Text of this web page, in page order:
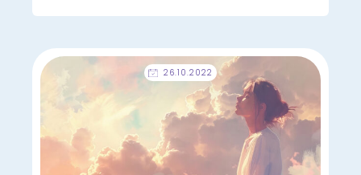
26.10.2022